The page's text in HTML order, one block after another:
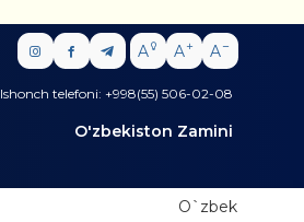
A A A
Ishonch telefoni: +998(55) 506-02-08
O'zbekiston Zamini
O`zbek